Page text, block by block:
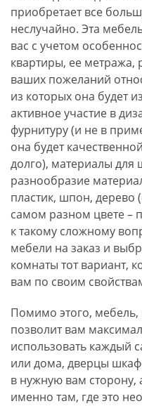
приобретает все
неслучайно. Эта
вас с учетом
квартиры, ее метража,
ваших пожеланий
из которых она будет
активное участие в
фурнитуру (и не в
она будет
долго), материалы
разнообразие
пластик, шпон, дерево
самом разном цвете –
к такому сложному
мебели на заказ и
комнаты тот вариант,
вам по своим
Помимо этого, мебель,
позволит вам
использовать каждый
или дома, дверцы
в нужную вам сторону,
именно там, где это